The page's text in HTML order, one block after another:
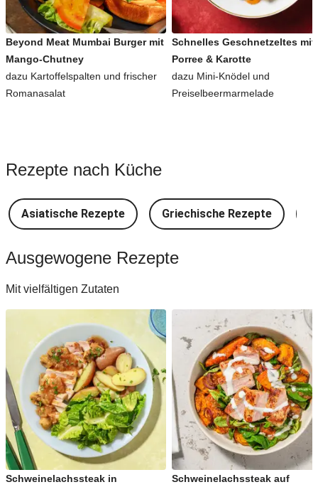
Beyond Meat Mumbai Burger mit
Mango-Chutney
dazu Kartoffelspalten und frischer
Romanasalat
Schnelles Geschnetzeltes mit
Porree & Karotte
dazu Mini-Knödel und
Preiselbeermarmelade
Rezepte nach Küche
Asiatische Rezepte Griechische Rezepte
Ausgewogene Rezepte
Mit vielfältigen Zutaten
Schweinelachssteak in
Schweinelachssteak auf